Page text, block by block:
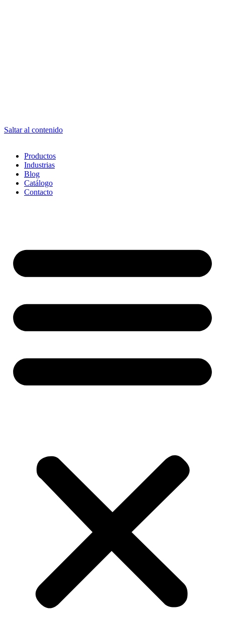
Saltar al contenido
Productos
Industrias
Blog
Catálogo
Contacto